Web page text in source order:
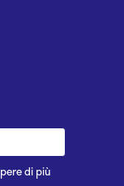
di più